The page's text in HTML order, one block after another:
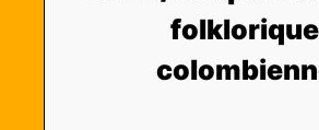
folklorique